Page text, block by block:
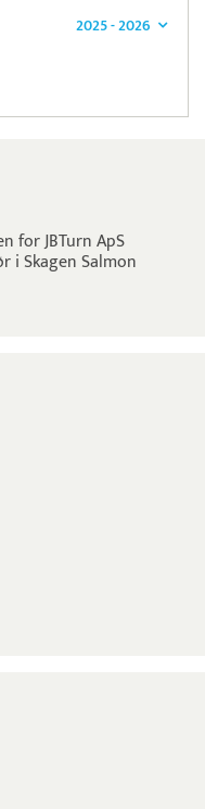
2025 - 2026
for JBTurn ApS
i Skagen Salmon